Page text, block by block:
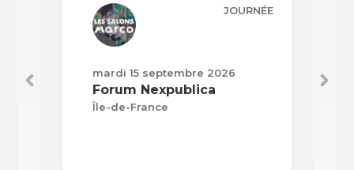
JOURNÉE
mardi 15 septembre 2026
Forum Nexpublica
Île-de-France